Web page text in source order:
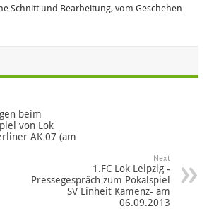
Lok
01.09.2013
Schnitt und Bearbeitung, vom Geschehen
beim
von Lok
AK 07 (am
Next
1.FC Lok Leipzig -
Pressegespräch zum Pokalspiel
SV Einheit Kamenz- am
06.09.2013